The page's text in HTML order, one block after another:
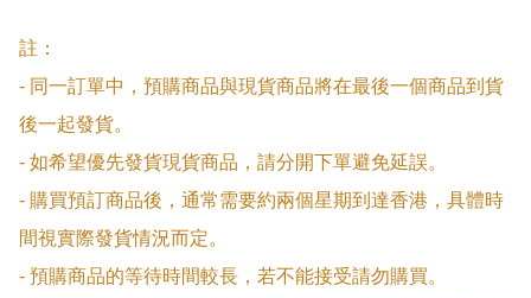
註：
- 同一訂單中，預購商品與現貨商品將在最後一個商品到貨
後一起發貨。
- 如希望優先發貨現貨商品，請分開下單避免延誤。
- 購買預訂商品後，通常需要約兩個星期到達香港，具體時
間視實際發貨情況而定。
- 預購商品的等待時間較長，若不能接受請勿購買。